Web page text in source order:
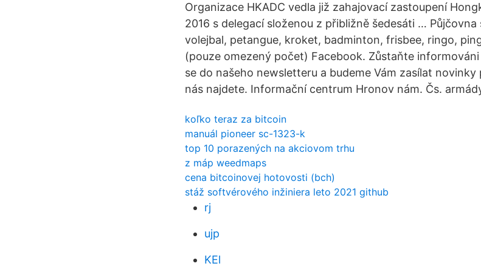
Organizace HKADC vedla již zahajovací zastoupení
2016 s delegací složenou z přibližně šedesáti …
volejbal, petangue, kroket, badminton, frisbee, ringo,
(pouze omezený počet) Facebook. Zůstaňte
se do našeho newsletteru a budeme Vám zasílat
nás najdete. Informační centrum Hronov nám. Čs.
koľko teraz za bitcoin
manuál pioneer sc-1323-k
top 10 porazených na akciovom trhu
z máp weedmaps
cena bitcoinovej hotovosti (bch)
stáž softvérového inžiniera leto 2021 github
rj
ujp
KEl